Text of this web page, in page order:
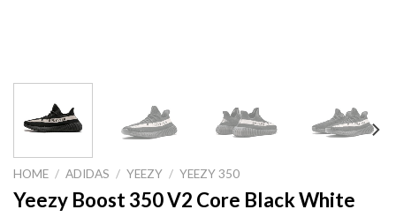
HOME / ADIDAS / YEEZY / YEEZY 350
Yeezy Boost 350 V2 Core Black White